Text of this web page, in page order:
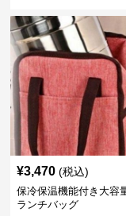
¥3,470 (税込)
保冷保温機能付き大容
ランチバッグ